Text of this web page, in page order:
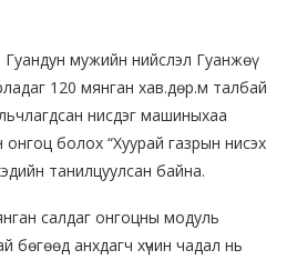
мужийн нийслэл Гуанжөү
120 мянган хав.дөр.м талбай
нисдэг машиныхаа
онгоц болох “Хуурай газрын нисэх
танилцуулсан байна.
салдаг онгоцны модуль
бөгөөд анхдагч хүчин чадал нь